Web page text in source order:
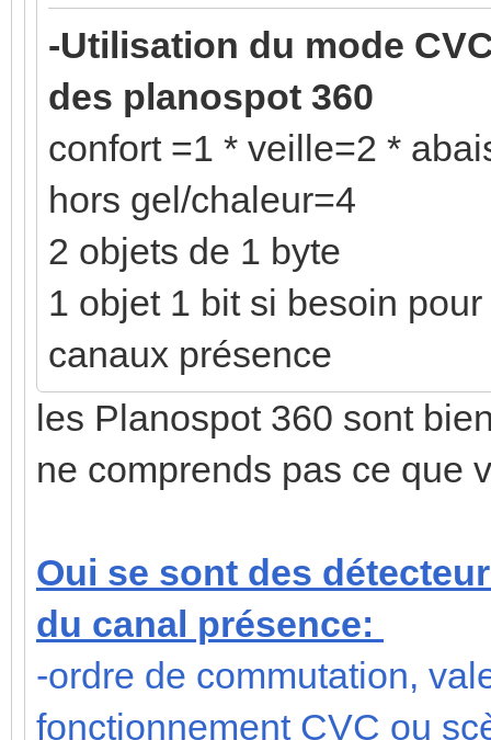
-Utilisation du mode
des planospot 360
confort =1 * veille=2 *
hors gel/chaleur=4
2 objets de 1 byte
1 objet 1 bit si besoin
canaux présence
les Planospot 360 sont
ne comprends pas ce que
Oui se sont des
du canal présence:
-ordre de commutation,
fonctionnement CVC ou